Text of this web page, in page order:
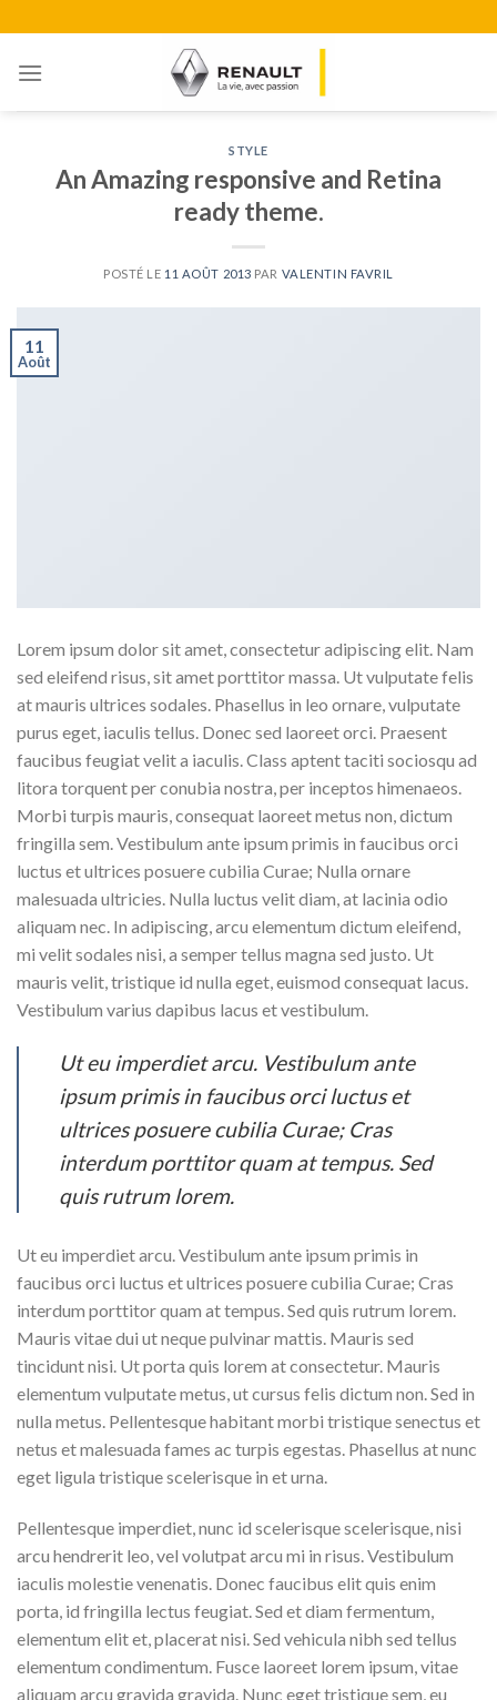
to
content
STYLE
An Amazing responsive and Retina
ready theme.
POSTÉ LE 11 AOÛT 2013 PAR VALENTIN FAVRIL
11
Août
Lorem ipsum dolor sit amet, consectetur adipiscing elit. Nam
sed eleifend risus, sit amet porttitor massa. Ut vulputate felis
at mauris ultrices sodales. Phasellus in leo ornare, vulputate
purus eget, iaculis tellus. Donec sed laoreet orci. Praesent
faucibus feugiat velit a iaculis. Class aptent taciti sociosqu ad
litora torquent per conubia nostra, per inceptos himenaeos.
Morbi turpis mauris, consequat laoreet metus non, dictum
fringilla sem. Vestibulum ante ipsum primis in faucibus orci
luctus et ultrices posuere cubilia Curae; Nulla ornare
malesuada ultricies. Nulla luctus velit diam, at lacinia odio
aliquam nec. In adipiscing, arcu elementum dictum eleifend,
mi velit sodales nisi, a semper tellus magna sed justo. Ut
mauris velit, tristique id nulla eget, euismod consequat lacus.
Vestibulum varius dapibus lacus et vestibulum.
Ut eu imperdiet arcu. Vestibulum ante
ipsum primis in faucibus orci luctus et
ultrices posuere cubilia Curae; Cras
interdum porttitor quam at tempus. Sed
quis rutrum lorem.
Ut eu imperdiet arcu. Vestibulum ante ipsum primis in
faucibus orci luctus et ultrices posuere cubilia Curae; Cras
interdum porttitor quam at tempus. Sed quis rutrum lorem.
Mauris vitae dui ut neque pulvinar mattis. Mauris sed
tincidunt nisi. Ut porta quis lorem at consectetur. Mauris
elementum vulputate metus, ut cursus felis dictum non. Sed in
nulla metus. Pellentesque habitant morbi tristique senectus et
netus et malesuada fames ac turpis egestas. Phasellus at nunc
eget ligula tristique scelerisque in et urna.
Pellentesque imperdiet, nunc id scelerisque scelerisque, nisi
arcu hendrerit leo, vel volutpat arcu mi in risus. Vestibulum
iaculis molestie venenatis. Donec faucibus elit quis enim
porta, id fringilla lectus feugiat. Sed et diam fermentum,
elementum elit et, placerat nisi. Sed vehicula nibh sed tellus
elementum condimentum. Fusce laoreet lorem ipsum, vitae
aliquam arcu gravida gravida. Nunc eget tristique sem, eu